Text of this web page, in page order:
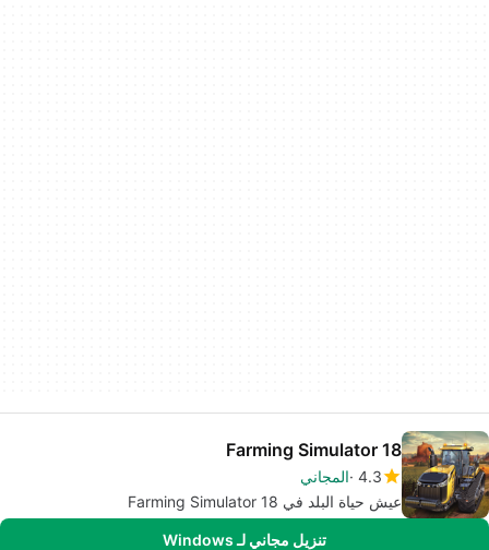
Farming Simulator 18
4.3 المجاني
عيش حياة البلد في Farming Simulator 18
تنزيل مجاني لـ Windows